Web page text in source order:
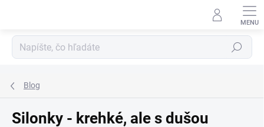
Hľadať
Blog
Silonky - krehké, ale s dušou